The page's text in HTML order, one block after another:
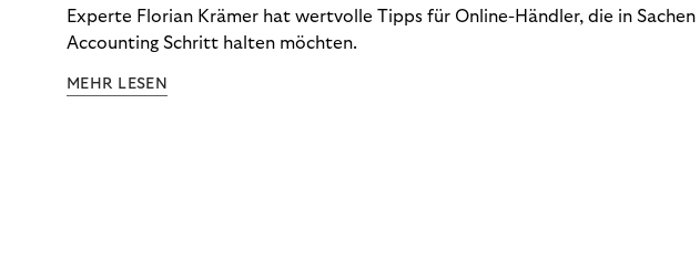
Experte Florian Krämer hat wertvolle Tipps für Online-Händler, die in Sachen
Accounting Schritt halten möchten.
MEHR LESEN